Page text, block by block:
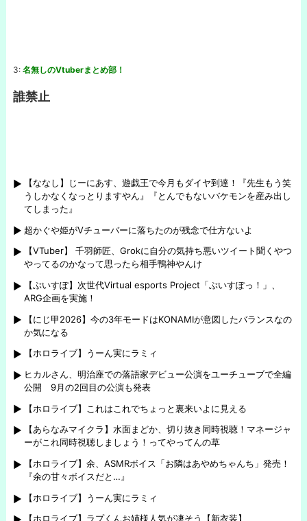
3: 名無しのVtuberまとめ部！
誰禁止
【ななし】じーにあす、遊戯王で今月もダイヤ到達！『先生もう笑
うしかなくなっとりますやん』『とんでもないバケモンを産み出し
てしまった』
超かぐや姫がVチューバーに落ちたのが残念で仕方ないよ
【VTuber】 千羽師匠、Grokに自分の気持ち悪いツイート聞くやつ
やってるのかなって思ったら相手鴨神やんけ
【ぶいすぽ】次世代Virtual esports Project「ぶいすぽっ！」、
ARG企画を実施！
【にじ甲2026】今の3年モードはKONAMIが意図したバランスなの
か気になる
【ホロライブ】うーん実にラミィ
ヒカルさん、明治座での落語家デビュー公演をユーチューブで全編
公開 9月の2回目の公演も発表
【ホロライブ】これはこれでちょっと裏来いよに見える
【あらなみマイクラ】水面まどか、切り抜き同時視聴！マネージャ
ーがこれ同時視聴しましょう！ってやってんの草
【ホロライブ】余、ASMRボイス「お隣はあやめちゃんち」発売！
『余の甘々ボイスだと…』
【ホロライブ】うーん実にラミィ
【ホロライブ】ラプくんお姉様人気が凄そう【新衣装】